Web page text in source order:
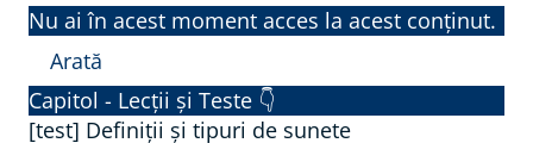
t
u
l
.
Nu ai în acest moment acces la acest conținut.
Arată
S
-
Capitol - Lecții și Teste 👇
[test] Definiții și tipuri de sunete